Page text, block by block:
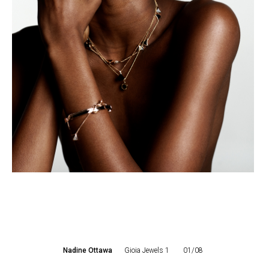
Nadine Ottawa Gioia Jewels 1 01/08